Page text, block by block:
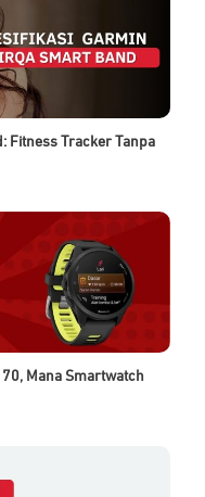
Fitness Tracker Tanpa
Mana Smartwatch